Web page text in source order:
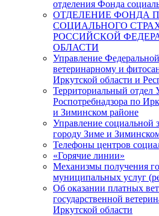
отделения Фонда
ОТДЕЛЕНИЕ ФОНДА
СОЦИАЛЬНОГО
РОССИЙСКОЙ
ОБЛАСТИ
Управление
ветеринарному и
Иркутской области и
Территориальный отдел
Роспотребнадзора по
и Зиминском районе
Управление социальной
городу Зиме и
Телефоны центров
«Горячие линии»
Механизмы получения
муниципальных услуг
Об оказании платных
государственной
Иркутской области